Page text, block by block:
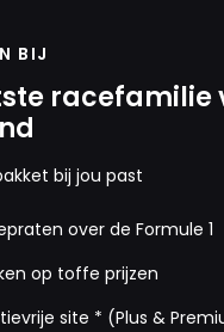
BIJ
racefamilie
bij jou past
over de Formule 1
op toffe prijzen
site * (Plus &